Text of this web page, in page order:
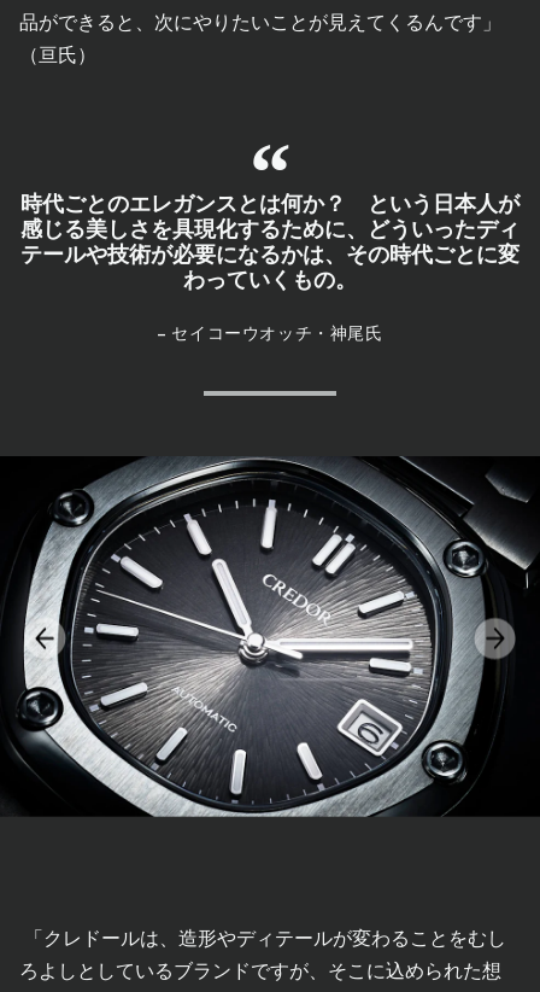
品ができると、次にやりたいことが見えてくるんです」
（亘氏）
時代ごとのエレガンスとは何か？ という日本人が
感じる美しさを具現化するために、どういったディ
テールや技術が必要になるかは、その時代ごとに変
わっていくもの。
– セイコーウオッチ・神尾氏
「クレドールは、造形やディテールが変わることをむし
ろよしとしているブランドですが、そこに込められた想